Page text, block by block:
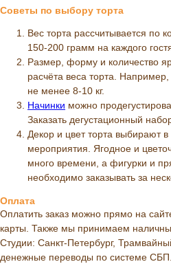
Советы по выбору торта
Вес торта рассчитывается по
150-200 грамм на каждого
Размер, форму и количество
расчёта веса торта.
не менее 8-10 кг.
Начинки можно
Заказать дегустационный
Декор и цвет торта выбирают
мероприятия. Ягодное и
много времени, а фигурки и
необходимо заказывать за
Оплата
Оплатить заказ можно прямо на
карты. Также мы принимаем
Студии: Санкт-Петербург,
денежные переводы по системе